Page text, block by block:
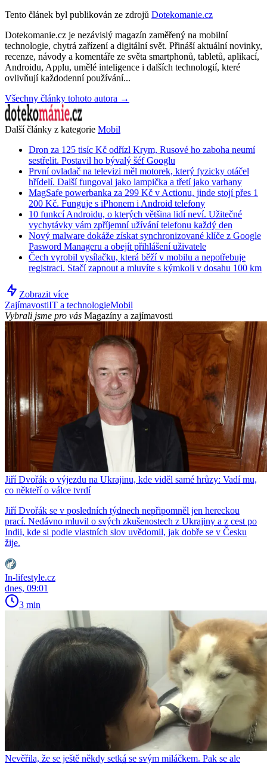
Tento článek byl publikován ze zdrojů Dotekomanie.cz
Dotekomanie.cz je nezávislý magazín zaměřený na mobilní
technologie, chytrá zařízení a digitální svět. Přináší aktuální novinky,
recenze, návody a komentáře ze světa smartphonů, tabletů, aplikací,
Androidu, Applu, umělé inteligence i dalších technologií, které
ovlivňují každodenní používání...
Všechny články tohoto autora →
Další články z kategorie Mobil
Dron za 125 tisíc Kč odřízl Krym, Rusové ho zaboha neumí
sestřelit. Postavil ho bývalý šéf Googlu
První ovladač na televizi měl motorek, který fyzicky otáčel
hřídelí. Další fungoval jako lampička a třetí jako varhany
MagSafe powerbanka za 299 Kč v Actionu, jinde stojí přes 1
200 Kč. Funguje s iPhonem i Android telefony
10 funkcí Androidu, o kterých většina lidí neví. Užitečné
vychytávky vám zpříjemní užívání telefonu každý den
Nový malware dokáže získat synchronizované klíče z Google
Pasword Manageru a obejít přihlášení uživatele
Čech vyrobil vysílačku, která běží v mobilu a nepotřebuje
registraci. Stačí zapnout a mluvíte s kýmkoli v dosahu 100 km
Zobrazit více
ZajímavostiIT a technologieMobil
Vybrali jsme pro vás Magazíny a zajímavosti
Jiří Dvořák o výjezdu na Ukrajinu, kde viděl samé hrůzy: Vadí mu,
co někteří o válce tvrdí
Jiří Dvořák se v posledních týdnech nepřipomněl jen hereckou
prací. Nedávno mluvil o svých zkušenostech z Ukrajiny a z cest po
Indii, kde si podle vlastních slov uvědomil, jak dobře se v Česku
žije.
In-lifestyle.cz
dnes, 09:01
3 min
Nevěřila, že se ještě někdy setká se svým miláčkem. Pak se ale